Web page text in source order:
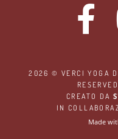
2026 ©VERCI YOGA
CREATO DA
IN
Made